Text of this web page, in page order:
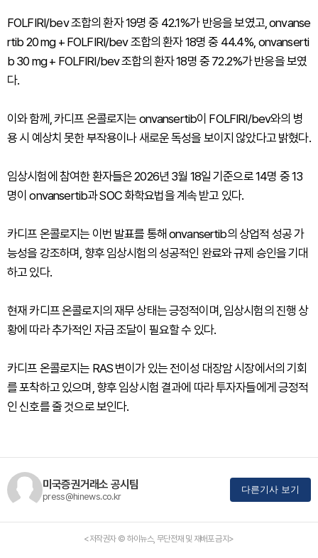
FOLFIRI/bev 조합의 환자 19명 중 42.1%가 반응을 보였고, onvanse
rtib 20 mg + FOLFIRI/bev 조합의 환자 18명 중 44.4%, onvanserti
b 30 mg + FOLFIRI/bev 조합의 환자 18명 중 72.2%가 반응을 보였
다.
이와 함께, 카디프 온콜로지는 onvansertib이 FOLFIRI/bev와의 병
용 시 예상치 못한 부작용이나 새로운 독성을 보이지 않았다고 밝혔다.
임상시험에 참여한 환자들은 2026년 3월 18일 기준으로 14명 중 13
명이 onvansertib과 SOC 화학요법을 계속 받고 있다.
카디프 온콜로지는 이번 발표를 통해 onvansertib의 상업적 성공 가
능성을 강조하며, 향후 임상시험의 성공적인 완료와 규제 승인을 기대
하고 있다.
현재 카디프 온콜로지의 재무 상태는 긍정적이며, 임상시험의 진행 상
황에 따라 추가적인 자금 조달이 필요할 수 있다.
카디프 온콜로지는 RAS 변이가 있는 전이성 대장암 시장에서의 기회
를 포착하고 있으며, 향후 임상시험 결과에 따라 투자자들에게 긍정적
인 신호를 줄 것으로 보인다.
미국증권거래소 공시팀
press@hinews.co.kr
다른기사 보기
<저작권자 © 하이뉴스, 무단전재 및 재배포 금지>